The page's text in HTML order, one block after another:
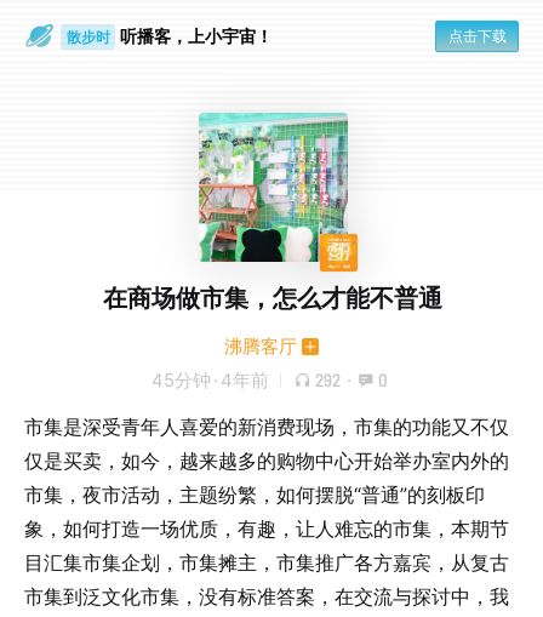
散步时 听播客，上小宇宙！ 点击下载
在商场做市集，怎么才能不普通
沸腾客厅
45分钟 · 4年前 292 · 0
市集是深受青年人喜爱的新消费现场，市集的功能又不仅
仅是买卖，如今，越来越多的购物中心开始举办室内外的
市集，夜市活动，主题纷繁，如何摆脱“普通”的刻板印
象，如何打造一场优质，有趣，让人难忘的市集，本期节
目汇集市集企划，市集摊主，市集推广各方嘉宾，从复古
市集到泛文化市集，没有标准答案，在交流与探讨中，我